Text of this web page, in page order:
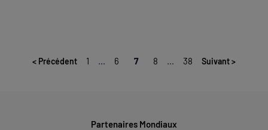
< Précédent 1 ... 6 7 8 ... 38 Suivant>
Partenaires Mondiaux